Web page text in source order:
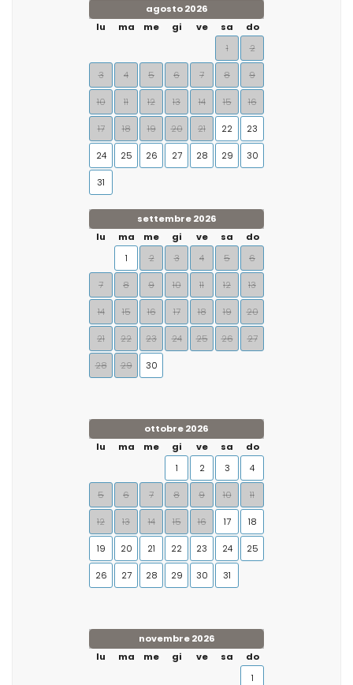
agosto 2026
lu
ma me gi ve sa
do
1
2
3 4 5 6 7 8 9
10 11 12 13 14 15 16
17 18 19 20 21 22 23
24 25 26 27 28 29 30
31
settembre 2026
lu
ma me gi ve sa
do
1
2 3 4 5 6
7 8 9 10 11 12 13
14 15 16 17 18 19 20
21 22 23 24 25 26 27
28 29 30
ottobre 2026
lu
ma me gi ve sa
do
1
2 3 4
5 6 7 8 9 10 11
12 13 14 15 16 17 18
19 20 21 22 23 24 25
26 27 28 29 30 31
novembre 2026
lu
ma me gi ve sa
do
1